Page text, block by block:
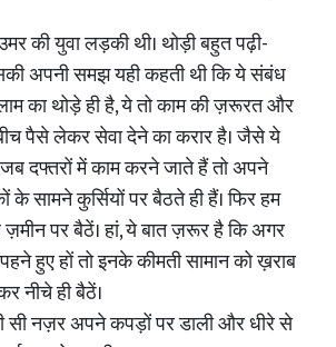
की युवा लड़की थी। थोड़ी बहुत पढ़ी-
अपनी समझ यही कहती थी कि ये संबंध
का थोड़े ही है, ये तो काम की ज़रूरत और
पैसे लेकर सेवा देने का करार है। जैसे ये
दफ्तरों में काम करने जाते हैं तो अपने
के सामने कुर्सियों पर बैठते ही हैं। फिर हम
ज़मीन पर बैठें। हां, ये बात ज़रूर है कि अगर
हुए हों तो इनके कीमती सामान को ख़राब
नीचे ही बैठें।
सी नज़र अपने कपड़ों पर डाली और धीरे से